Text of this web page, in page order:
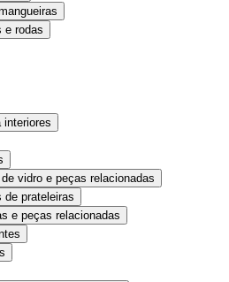
e rodas
interiores
vidro e peças relacionadas
de prateleiras
e peças relacionadas